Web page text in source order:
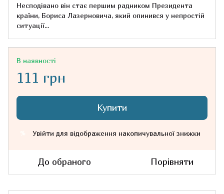
Несподівано він стає першим радником Президента
країни, Бориса Лазерновича, який опинився у непростій
ситуації...
В наявності
111 грн
Купити
Увійти для відображення накопичувальної знижки
До обраного Порівняти